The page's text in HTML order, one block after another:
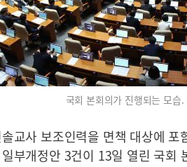
국회 본회의가 진행되는 모습.
교사 보조인력을 면책 대상에
부개정안 3건이 13일 열린 국회